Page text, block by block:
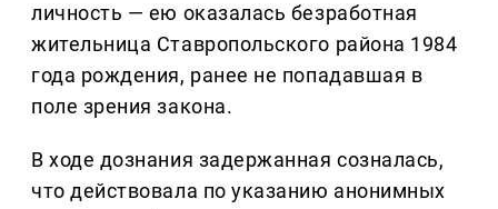
личность — ею оказалась безработная
жительница Ставропольского района 1984
года рождения, ранее не попадавшая в
поле зрения закона.
В ходе дознания задержанная созналась,
что действовала по указанию анонимных